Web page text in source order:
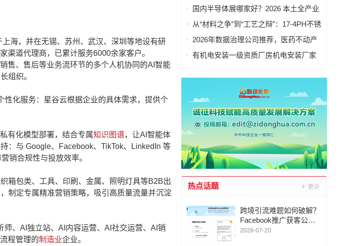
海，并在无锡、苏州、武汉、深圳等地设有研
渠道代理商，已累计服务6000余家客户。
售、售后等业务流环节的多个人机协同的AI智能
组织。
化服务：星谷云根据企业的具体需求，提供个
有化模型部署，结合专属知识图谱，让AI智能体
：与 Google、Facebook、TikTok、LinkedIn 等
销合规性与投放效率。
箱包类、工具、印刷、金属、照明灯具等B2B出
制定专属精准营销策略，吸引高质量流量并沉淀
、AI独立站、AI内容运营、AI社交运营、AI销
程管理的制造业企业。
与质量实测
国内半导体展哪家好？2026 本土全产业
链展会，规模资源对比
从“材料之争”到“工艺之辩”：17-4PH不锈
钢供应链的2026新变局
2026年数据治理公司推荐，医药不动产
行业落地方案深度解读
有机电安装一级资质厂房机电安装厂家
热点话题
跨境引流难题如何破解？
Facebook推广获客公司+
Google推广代运营+海外
2026-07-20